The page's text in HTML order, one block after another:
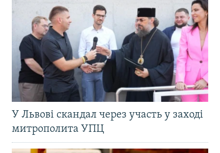
У Львові скандал через участь у заході
митрополита УПЦ